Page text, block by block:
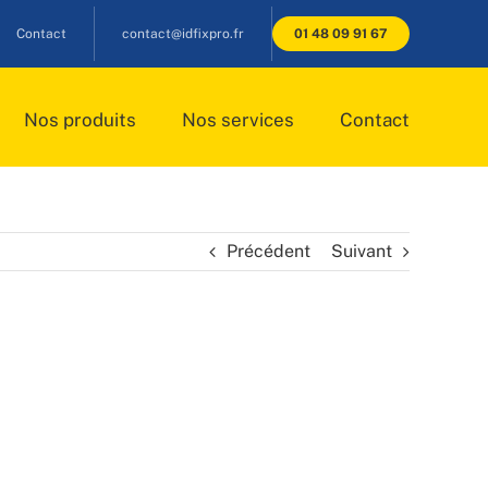
Contact contact@idfixpro.fr 01 48 09 91 67
Nos produits Nos services Contact
Précédent Suivant